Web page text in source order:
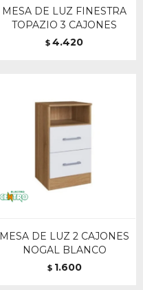
MESA DE LUZ FINESTRA
TOPAZIO 3 CAJONES
$ 4.420
MESA DE LUZ 2 CAJONES
NOGAL BLANCO
$ 1.600